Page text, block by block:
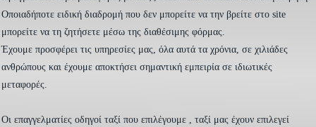
Οποιαδήποτε ειδική διαδρομή που δεν μπορείτε να την βρείτε στο site
μπορείτε να τη ζητήσετε μέσω της διαθέσιμης φόρμας.
Έχουμε προσφέρει τις υπηρεσίες μας, όλα αυτά τα χρόνια, σε χιλιάδες
ανθρώπους και έχουμε αποκτήσει σημαντική εμπειρία σε ιδιωτικές
μεταφορές.
Οι επαγγελματίες οδηγοί ταξί που επιλέγουμε , ταξί μας έχουν επιλεγεί